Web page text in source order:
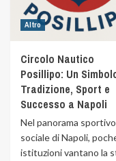
Altro
Circolo Nautico
Posillipo: Un
Tradizione, Sport e
Successo a Napoli
Nel panorama
sociale di Napoli,
istituzioni vantano la